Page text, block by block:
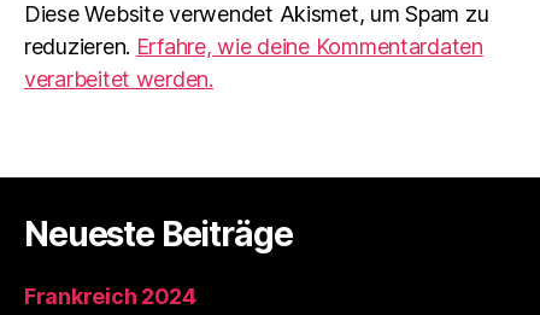
Diese Website verwendet Akismet, um Spam zu
reduzieren. Erfahre, wie deine Kommentardaten
verarbeitet werden.
Neueste Beiträge
Frankreich 2024